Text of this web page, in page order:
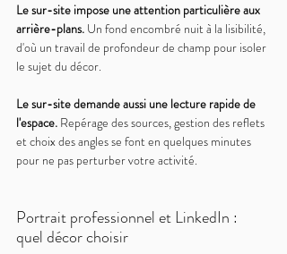
Le sur-site impose une attention particulière aux
arrière-plans. Un fond encombré nuit à la lisibilité,
d'où un travail de profondeur de champ pour isoler
le sujet du décor.
Le sur-site demande aussi une lecture rapide de
l'espace. Repérage des sources, gestion des reflets
et choix des angles se font en quelques minutes
pour ne pas perturber votre activité.
Portrait professionnel et LinkedIn :
quel décor choisir